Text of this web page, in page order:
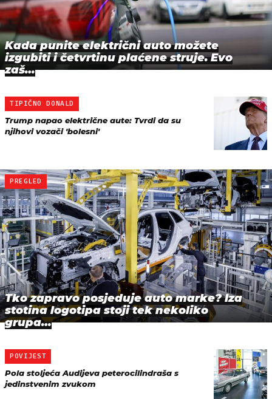
Kada punite električni auto možete
izgubiti i četvrtinu plaćene struje. Evo
zaš…
TIPIČNO DONALD
Trump napao električne aute: Tvrdi da su
njihovi vozači 'bolesni'
PREGLED
Tko zapravo posjeduje auto marke? Iza
stotina logotipa stoji tek nekoliko
grupa…
POVIJEST
Pola stoljeća Audijeva peterocilindraša s
jedinstvenim zvukom